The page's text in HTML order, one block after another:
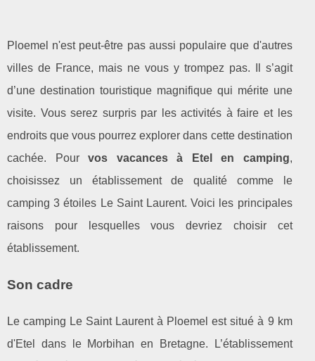
Ploemel n'est peut-être pas aussi populaire que d'autres
villes de France, mais ne vous y trompez pas. Il s’agit
d’une destination touristique magnifique qui mérite une
visite. Vous serez surpris par les activités à faire et les
endroits que vous pourrez explorer dans cette destination
cachée. Pourvos vacances à Etel en camping,
choisissez un établissement de qualité comme le
camping 3 étoiles Le Saint Laurent. Voici les principales
raisons pour lesquelles vous devriez choisir cet
établissement.
Son cadre
Le camping Le Saint Laurent à Ploemel est situé à 9 km
d'Etel dans le Morbihan en Bretagne. L’établissement